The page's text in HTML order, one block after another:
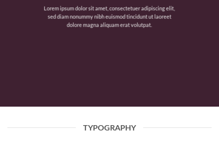
Lorem ipsum dolor sit amet, consectetuer adipiscing elit,
sed diam nonummy nibh euismod tincidunt ut laoreet
dolore magna aliquam erat volutpat.
TYPOGRAPHY